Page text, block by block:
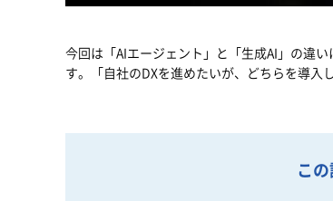
今回は「AIエージェント」と「生成AI」の違
す。「自社のDXを進めたいが、どちらを導入
こ